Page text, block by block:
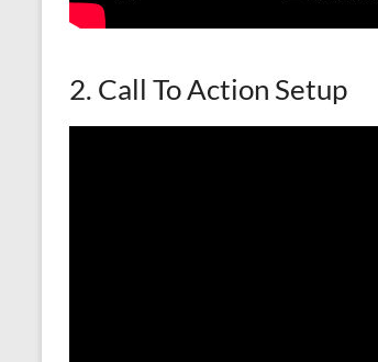
2. Call To Action Setup